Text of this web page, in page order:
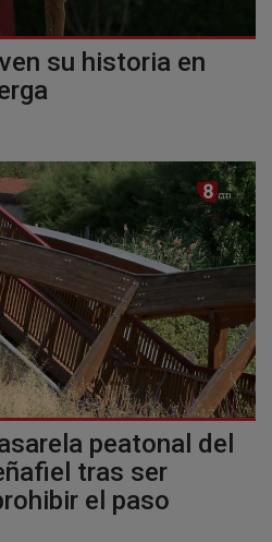
su historia en
peatonal del
tras ser
el paso